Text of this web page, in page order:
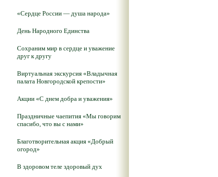
«Сердце России — душа народа»
День Народного Единства
Сохраним мир в сердце и уважение
друг к другу
Виртуальная экскурсия «Владычная
палата Новгородской крепости»
Акции «С днем добра и уважения»
Праздничные чаепития «Мы говорим
спасибо, что вы с нами»
Благотворительная акция «Добрый
огород»
В здоровом теле здоровый дух